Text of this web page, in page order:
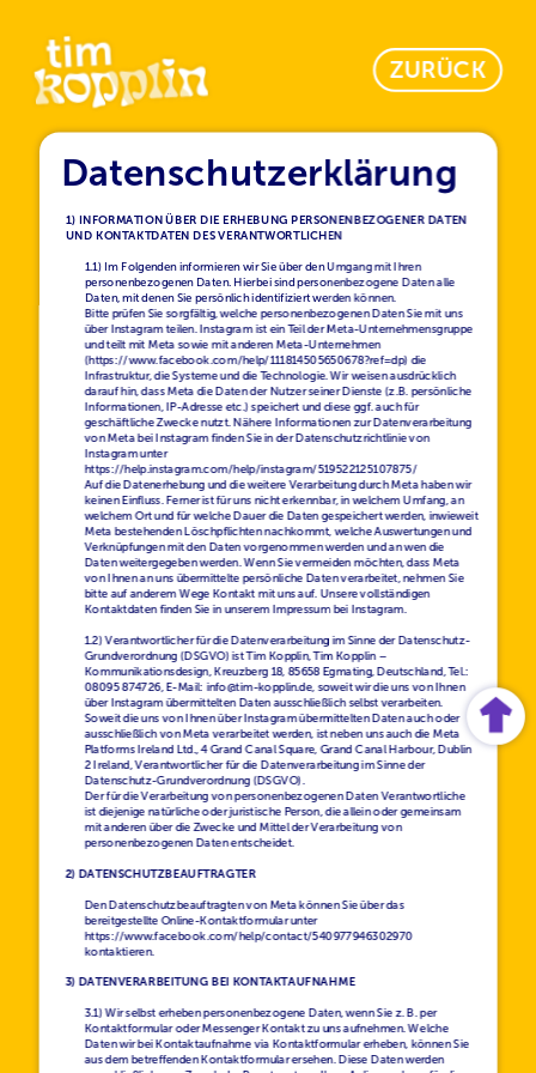
ZURÜCK
Datenschutzerklärung
1) INFORMATION ÜBER DIE ERHEBUNG PERSONENBEZOGENER DATEN
1.1) Im Folgenden informieren wir Sie über den Umgang mit Ihren
personenbezogenen Daten. Hierbei sind personenbezogene Daten alle
Daten, mit denen Sie persönlich identifiziert werden können.
Bitte prüfen Sie sorgfältig, welche personenbezogenen Daten Sie mit uns
über Instagram teilen. Instagram ist ein Teil der Meta-Unternehmensgruppe
und teilt mit Meta sowie mit anderen Meta-Unternehmen
(https://www.facebook.com/help/111814505650678?ref=dp) die
Infrastruktur, die Systeme und die Technologie. Wir weisen ausdrücklich
darauf hin, dass Meta die Daten der Nutzer seiner Dienste (z.B. persönliche
Informationen, IP-Adresse etc.) speichert und diese ggf. auch für
geschäftliche Zwecke nutzt. Nähere Informationen zur Datenverarbeitung
von Meta bei Instagram finden Sie in der Datenschutzrichtlinie von
Instagram unter
https://help.instagram.com/help/instagram/519522125107875/
Auf die Datenerhebung und die weitere Verarbeitung durch Meta haben wir
keinen Einfluss. Ferner ist für uns nicht erkennbar, in welchem Umfang, an
welchem Ort und für welche Dauer die Daten gespeichert werden, inwieweit
Meta bestehenden Löschpflichten nachkommt, welche Auswertungen und
Verknüpfungen mit den Daten vorgenommen werden und an wen die
Daten weitergegeben werden. Wenn Sie vermeiden möchten, dass Meta
von Ihnen an uns übermittelte persönliche Daten verarbeitet, nehmen Sie
bitte auf anderem Wege Kontakt mit uns auf. Unsere vollständigen
Kontaktdaten finden Sie in unserem Impressum bei Instagram.
1.2) Verantwortlicher für die Datenverarbeitung im Sinne der Datenschutz-
Grundverordnung (DSGVO) ist Tim Kopplin, Tim Kopplin –
Kommunikationsdesign, Kreuzberg 18, 85658 Egmating, Deutschland, Tel.:
08095 874726, E-Mail: info@tim-kopplin.de, soweit wir die uns von Ihnen
über Instagram übermittelten Daten ausschließlich selbst verarbeiten.
Soweit die uns von Ihnen über Instagram übermittelten Daten auch oder
ausschließlich von Meta verarbeitet werden, ist neben uns auch die Meta
Platforms Ireland Ltd., 4 Grand Canal Square, Grand Canal Harbour, Dublin
2 Ireland, Verantwortlicher für die Datenverarbeitung im Sinne der
Datenschutz-Grundverordnung (DSGVO).
Der für die Verarbeitung von personenbezogenen Daten Verantwortliche
ist diejenige natürliche oder juristische Person, die allein oder gemeinsam
mit anderen über die Zwecke und Mittel der Verarbeitung von
2) DATENSCHUTZBEAUFTRAGTER
Den Datenschutzbeauftragten von Meta können Sie über das
bereitgestellte Online-Kontaktformular unter
https://www.facebook.com/help/contact/540977946302970
3) DATENVERARBEITUNG BEI KONTAKTAUFNAHME
3.1) Wir selbst erheben personenbezogene Daten, wenn Sie z. B. per
Kontaktformular oder Messenger Kontakt zu uns aufnehmen. Welche
Daten wir bei Kontaktaufnahme via Kontaktformular erheben, können Sie
aus dem betreffenden Kontaktformular ersehen. Diese Daten werden